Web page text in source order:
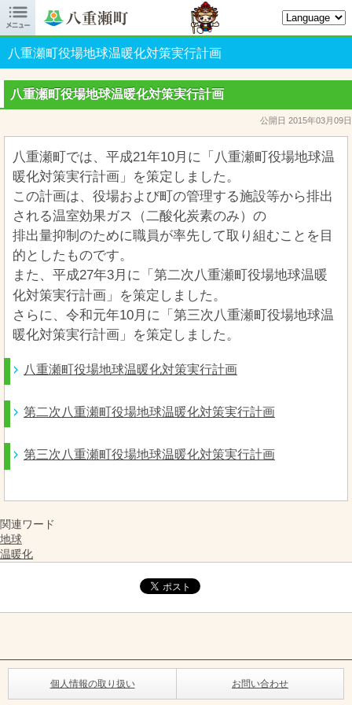
 八重瀬町オフィシャルサイト
八重瀬町役場地球温暖化対策実行計画
八重瀬町役場地球温暖化対策実行計画
公開日 2015年03月09日
八重瀬町では、平成21年10月に「八重瀬町役場地球温
暖化対策実行計画」を策定しました。
この計画は、役場および町の管理する施設等から排出
される温室効果ガス（二酸化炭素のみ）の
排出量抑制のために職員が率先して取り組むことを目
的としたものです。
また、平成27年3月に「第二次八重瀬町役場地球温暖
化対策実行計画」を策定しました。
さらに、令和元年10月に「第三次八重瀬町役場地球温
暖化対策実行計画」を策定しました。
八重瀬町役場地球温暖化対策実行計画
第二次八重瀬町役場地球温暖化対策実行計画
第三次八重瀬町役場地球温暖化対策実行計画
関連ワード
地球
温暖化
個人情報の取り扱い お問い合わせ